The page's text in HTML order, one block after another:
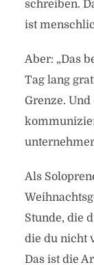
schreiben.
ist
Aber: „Das
Tag lang
Grenze.
Als
Stunde, die
die du nicht
Das ist die